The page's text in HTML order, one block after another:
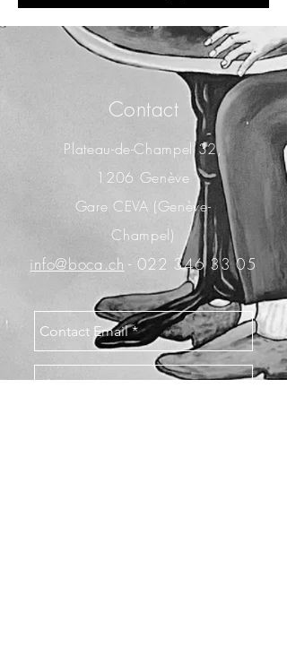
Contact
Plateau-de-Champel 32,
1206 Genève
Gare CEVA (Genève-
Champel)
info@boca.ch - 022 346 33 05